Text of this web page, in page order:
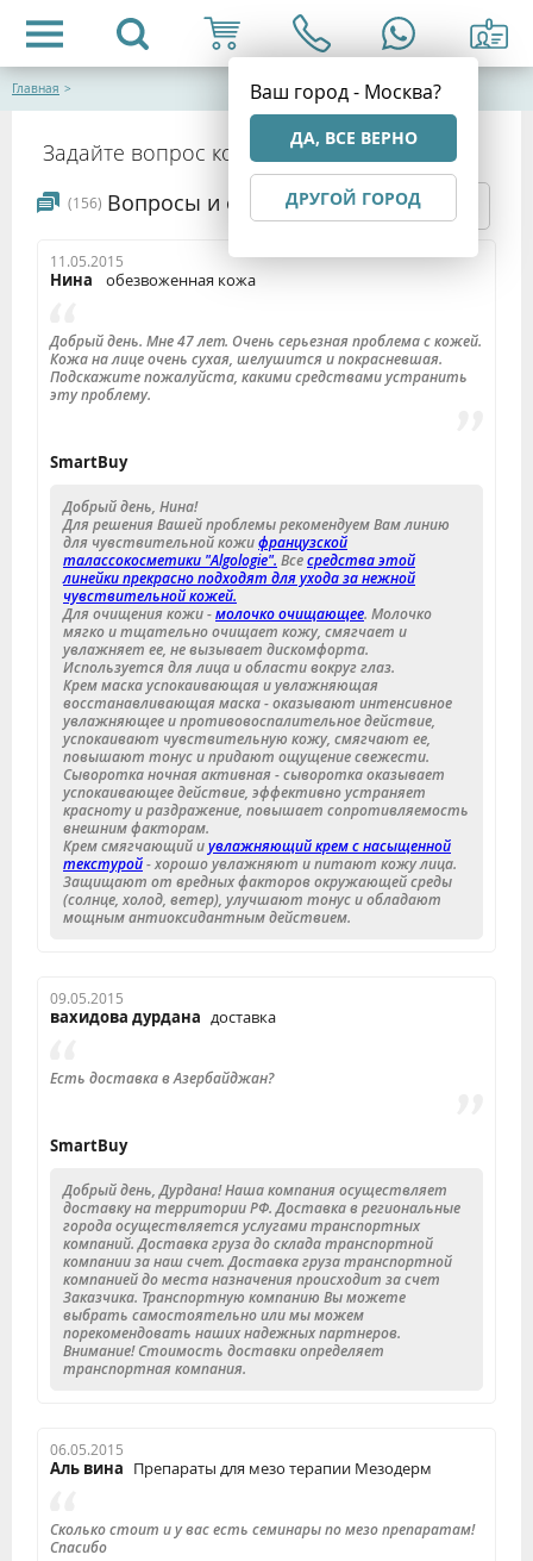
Ваш город - Москва?
ДА, ВСЕ ВЕРНО
ДРУГОЙ ГОРОД
Главная >
Задайте вопрос компании SmartBuy
ЗАДАТЬ ВОПРОС
(156) Вопросы и ответы:
11.05.2015
Нина обезвоженная кожа
Добрый день. Мне 47 лет. Очень серьезная проблема с кожей.
Кожа на лице очень сухая, шелушится и покрасневшая.
Подскажите пожалуйста, какими средствами устранить
эту проблему.
SmartBuy
Добрый день, Нина!
Для решения Вашей проблемы рекомендуем Вам линию
для чувствительной кожифранцузской
талассокосметики "Algologie". Всесредства этой
линейки прекрасно подходят для ухода за нежной
чувствительной кожей.
Для очищения кожи -молочко очищающее. Молочко
мягко и тщательно очищает кожу, смягчает и
увлажняет ее, не вызывает дискомфорта.
Используется для лица и области вокруг глаз.
Крем маска успокаивающая и увлажняющая
восстанавливающая маска - оказывают интенсивное
увлажняющее и противовоспалительное действие,
успокаивают чувствительную кожу, смягчают ее,
повышают тонус и придают ощущение свежести.
Сыворотка ночная активная - сыворотка оказывает
успокаивающее действие, эффективно устраняет
красноту и раздражение, повышает сопротивляемость
внешним факторам.
Крем смягчающий иувлажняющий крем с насыщенной
текстурой- хорошо увлажняют и питают кожу лица.
Защищают от вредных факторов окружающей среды
(солнце, холод, ветер), улучшают тонус и обладают
мощным антиоксидантным действием.
09.05.2015
вахидова дурдана доставка
Есть доставка в Азербайджан?
SmartBuy
Добрый день, Дурдана! Наша компания осуществляет
доставку на территории РФ. Доставка в региональные
города осуществляется услугами транспортных
компаний. Доставка груза до склада транспортной
компании за наш счет. Доставка груза транспортной
компанией до места назначения происходит за счет
Заказчика. Транспортную компанию Вы можете
выбрать самостоятельно или мы можем
порекомендовать наших надежных партнеров.
Внимание! Стоимость доставки определяет
транспортная компания.
06.05.2015
Аль вина Препараты для мезо терапии Мезодерм
Сколько стоит и у вас есть семинары по мезо препаратам!
Спасибо